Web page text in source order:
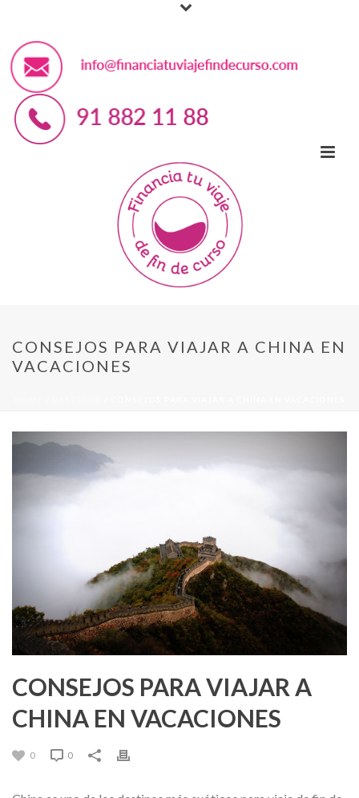
CONSEJOS PARA VIAJAR A CHINA EN
VACACIONES
CONSEJOS PARA VIAJAR A
CHINA EN VACACIONES
0 0